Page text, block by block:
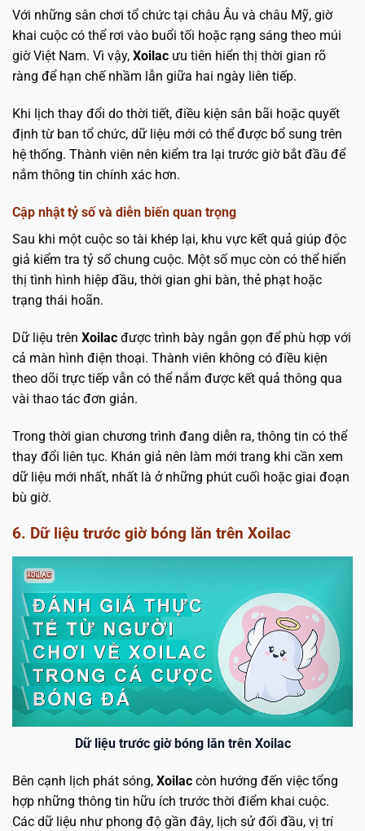
Với những sân chơi tổ chức tại châu Âu và châu Mỹ, giờ
khai cuộc có thể rơi vào buổi tối hoặc rạng sáng theo múi
giờ Việt Nam. Vì vậy, Xoilac ưu tiên hiển thị thời gian rõ
ràng để hạn chế nhầm lẫn giữa hai ngày liên tiếp.
Khi lịch thay đổi do thời tiết, điều kiện sân bãi hoặc quyết
định từ ban tổ chức, dữ liệu mới có thể được bổ sung trên
hệ thống. Thành viên nên kiểm tra lại trước giờ bắt đầu để
nắm thông tin chính xác hơn.
Cập nhật tỷ số và diễn biến quan trọng
Sau khi một cuộc so tài khép lại, khu vực kết quả giúp độc
giả kiểm tra tỷ số chung cuộc. Một số mục còn có thể hiển
thị tình hình hiệp đầu, thời gian ghi bàn, thẻ phạt hoặc
trạng thái hoãn.
Dữ liệu trên Xoilac được trình bày ngắn gọn để phù hợp với
cả màn hình điện thoại. Thành viên không có điều kiện
theo dõi trực tiếp vẫn có thể nắm được kết quả thông qua
vài thao tác đơn giản.
Trong thời gian chương trình đang diễn ra, thông tin có thể
thay đổi liên tục. Khán giả nên làm mới trang khi cần xem
dữ liệu mới nhất, nhất là ở những phút cuối hoặc giai đoạn
bù giờ.
6. Dữ liệu trước giờ bóng lăn trên Xoilac
Dữ liệu trước giờ bóng lăn trên Xoilac
Bên cạnh lịch phát sóng, Xoilac còn hướng đến việc tổng
hợp những thông tin hữu ích trước thời điểm khai cuộc.
Các dữ liệu như phong độ gần đây, lịch sử đối đầu, vị trí